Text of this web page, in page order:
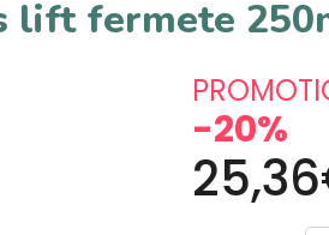
lift fermete
-20%